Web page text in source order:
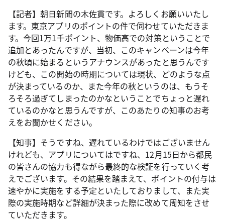
【記者】朝日新聞の木佐貫です。よろしくお願いいたし
ます。東京アプリのポイントの件で伺わせていただきま
す。今回1万1千ポイント、物価高での対策ということで
追加とあったんですが、当初、このキャンペーンは今年
の秋頃に始まるというアナウンスがあったと思うんです
けども、この開始の時期については現状、どのような点
が決まっているのか、また今年の秋というのは、もうそ
ろそろ過ぎてしまったのかなということでちょっと遅れ
ているのかなと思うんですが、このあたりの知事のお考
えをお聞かせください。
【知事】そうですね、遅れているわけではございません
けれども、アプリについてはですね、12月15日から都民
の皆さんの協力も得ながら最終的な検証を行っていく考
えでございます。その結果を踏まえて、ポイントの付与は
速やかに実施をする予定といたしておりまして、また実
際の実施時期など詳細が決まった際に改めて周知をさせ
ていただきます。